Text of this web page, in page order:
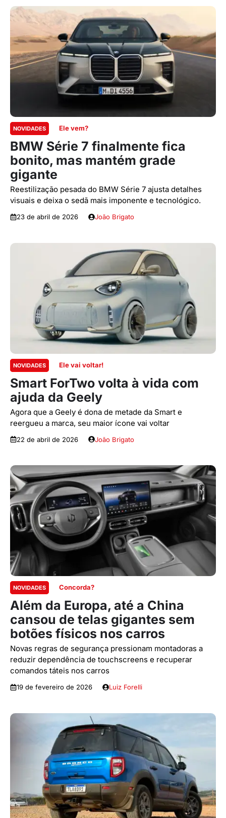
NOVIDADES Ele vem?
BMW Série 7 finalmente fica
bonito, mas mantém grade
gigante
Reestilização pesada do BMW Série 7 ajusta detalhes
visuais e deixa o sedã mais imponente e tecnológico.
23 de abril de 2026 João Brigato
NOVIDADES Ele vai voltar!
Smart ForTwo volta à vida com
ajuda da Geely
Agora que a Geely é dona de metade da Smart e
reergueu a marca, seu maior ícone vai voltar
22 de abril de 2026 João Brigato
NOVIDADES Concorda?
Além da Europa, até a China
cansou de telas gigantes sem
botões físicos nos carros
Novas regras de segurança pressionam montadoras a
reduzir dependência de touchscreens e recuperar
comandos táteis nos carros
19 de fevereiro de 2026 Luiz Forelli